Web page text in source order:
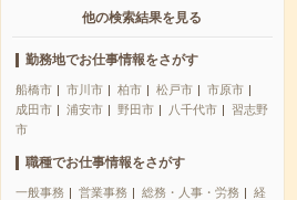
他の検索結果を見る
勤務地でお仕事情報をさがす
船橋市 市川市 柏市 松戸市
市原市
成田市
浦安市 野田市 八千代市
習志野
市
職種でお仕事情報をさがす
一般事務 営業事務 総務・人事・労務
経